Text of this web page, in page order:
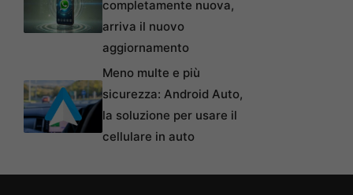
completamente nuova,
arriva il nuovo
aggiornamento
Meno multe e più
sicurezza: Android Auto,
la soluzione per usare il
cellulare in auto